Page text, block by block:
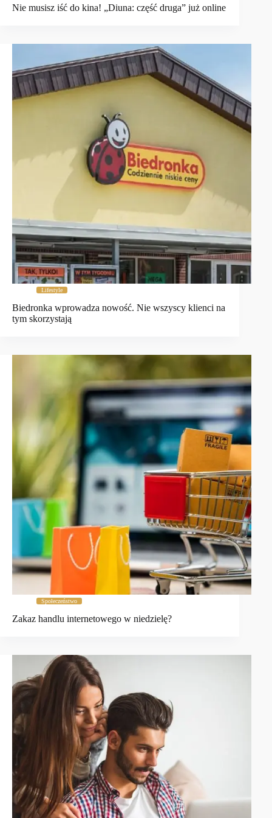
Nie musisz iść do kina! „Diuna: część druga” już online
Lifestyle
Biedronka wprowadza nowość. Nie wszyscy klienci na
tym skorzystają
Społeczeństwo
Zakaz handlu internetowego w niedzielę?